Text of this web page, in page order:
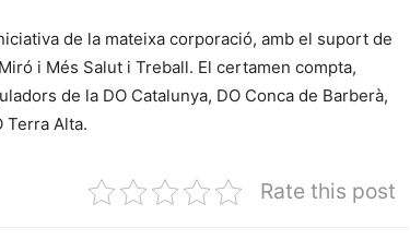
de la mateixa corporació, amb el suport de
i Més Salut i Treball. El certamen compta,
de la DO Catalunya, DO Conca de Barberà,
Terra Alta.
Rate this post